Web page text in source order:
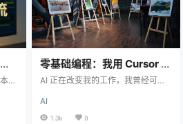
零基础编程：我用 Cursor AI
做了自动水印 + 描边的小工
AI 正在改变我的工作，我曾经可望
在 Cursor 的帮助下，终于有了一些
雏形。 我是一个对文章配图有很高
AI
1.3k 0